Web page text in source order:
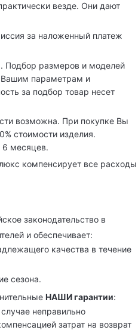
везде. Они дают
за наложенный платеж
размеров и моделей
Вашим параметрам и
за подбор товар несет
возможна. При покупке Вы
стоимости изделия.
6 месяцев.
компенсирует все расходы
законодательство в
и обеспечивает:
качества в течение
сезона.
НАШИ гарантии:
неправильно
затрат на возврат